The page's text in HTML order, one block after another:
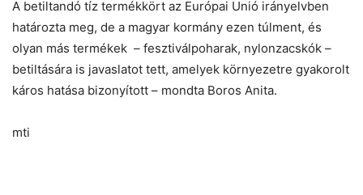
A betiltandó tíz termékkört az Európai Unió irányelvben
határozta meg, de a magyar kormány ezen túlment, és
olyan más termékek – fesztiválpoharak, nylonzacskók –
betiltására is javaslatot tett, amelyek környezetre gyakorolt
káros hatása bizonyított – mondta Boros Anita.
mti